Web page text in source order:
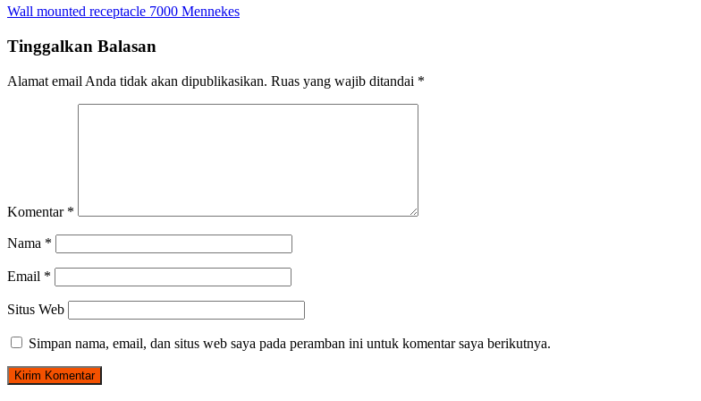
Navigasi
pos
Wall mounted receptacle 7000 Mennekes
Tinggalkan Balasan
Alamat email Anda tidak akan dipublikasikan. Ruas yang wajib ditandai *
Komentar *
Nama *
Email *
Situs Web
Simpan nama, email, dan situs web saya pada peramban ini untuk komentar saya berikutnya.